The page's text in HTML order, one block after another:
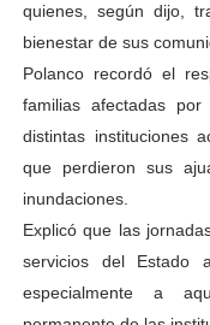
quienes, según dijo,
bienestar de sus
Polanco recordó el
familias afectadas
distintas instituciones
que perdieron sus
inundaciones.
Explicó que las
servicios del Estado
especialmente a